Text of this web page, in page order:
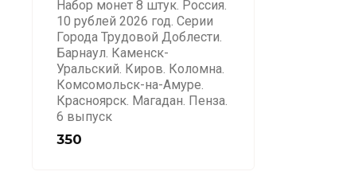
Набор монет 8 штук. Россия.
10 рублей 2026 год. Серии
Города Трудовой Доблести.
Барнаул. Каменск-
Уральский. Киров. Коломна.
Комсомольск-на-Амуре.
Красноярск. Магадан. Пенза.
6 выпуск
350